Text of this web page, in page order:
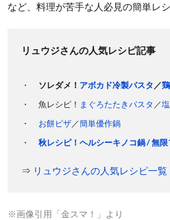
など、料理が苦手な人必見の簡単レ
リュウジさんの人気レシピ記事
ソレダメ！ アボカド冷製パスタ ／
魚レシピ！ まぐろたたきパスタ ／
お餅ピザ／簡単優作鍋
秋レシピ！ヘルシーキノコ鍋 / 無
⇒ リュウジさんの人気レシピ一覧
※画像引用「金スマ！」より